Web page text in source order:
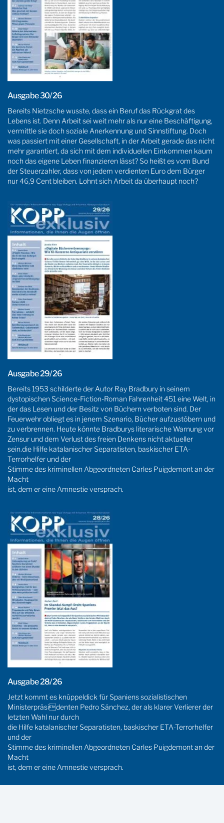
Ausgabe 30/26
Bereits Nietzsche wusste, dass ein Beruf das Rückgrat des
Lebens ist. Denn Arbeit sei weit mehr als nur eine Beschäftigung,
vermittle sie doch soziale Anerkennung und Sinnstiftung. Doch
was passiert mit einer Gesellschaft, in der Arbeit gerade das nicht
mehr garantiert, da sich mit dem individuellen Einkommen kaum
noch das eigene Leben finanzieren lässt? So heißt es vom Bund
der Steuerzahler, dass von jedem verdienten Euro dem Bürger
nur 46,9 Cent bleiben. Lohnt sich Arbeit da überhaupt noch?
Ausgabe 29/26
Bereits 1953 schilderte der Autor Ray Bradbury in seinem
dystopischen Science-Fiction-Roman Fahrenheit 451 eine Welt, in
der das Lesen und der Besitz von Büchern verboten sind. Der
Feuerwehr obliegt es in jenem Szenario, Bücher aufzustöbern und
zu verbrennen. Heute könnte Bradburys literarische Warnung vor
Zensur und dem Verlust des freien Denkens nicht aktueller
sein.die Hilfe katalanischer Separatisten, baskischer ETA-
Terrorhelfer und der
Stimme des kriminellen Abgeordneten Carles Puigdemont an der
Macht
ist, dem er eine Amnestie versprach.
Ausgabe 28/26
Jetzt kommt es knüppeldick für Spaniens sozialistischen
Ministerpräsidenten Pedro Sánchez, der als klarer Verlierer der
letzten Wahl nur durch
die Hilfe katalanischer Separatisten, baskischer ETA-Terrorhelfer
und der
Stimme des kriminellen Abgeordneten Carles Puigdemont an der
Macht
ist, dem er eine Amnestie versprach.